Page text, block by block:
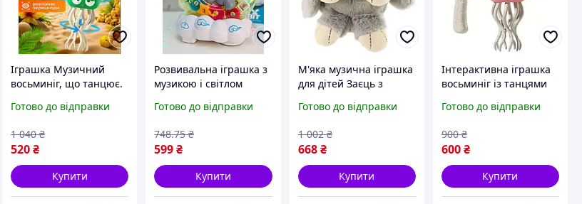
Іграшка Музичний
восьминіг, що танцює.
світиться. Іграшка для
Готово до відправки
520₴
1 040 ₴
Купити
Розвивальна іграшка з
музикою і світлом
світлом зайчик
дітей
Готово до відправки
599₴
748.75 ₴
Купити
М'яка музична іграшка
для дітей Заєць з
матеріали для дітей від
Готово до відправки
668 ₴
1 002 ₴
Купити
Інтерактивна іграшка
восьминіг із танцями
дітей від 3 років
Готово до відправки
600₴
900 ₴
Купити